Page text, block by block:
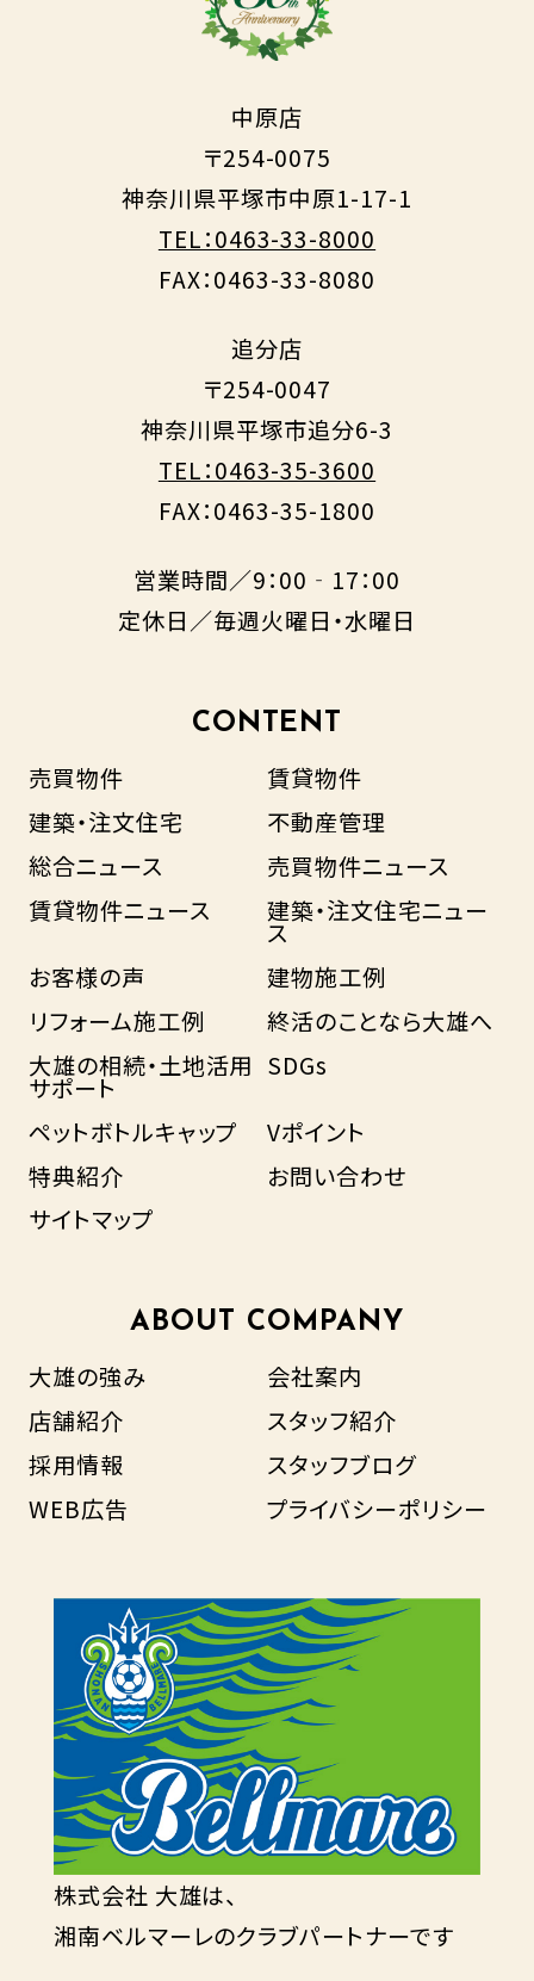
中原店
〒254-0075
神奈川県平塚市中原1-17-1
TEL：0463-33-8000
FAX：0463-33-8080
追分店
〒254-0047
神奈川県平塚市追分6-3
TEL：0463-35-3600
FAX：0463-35-1800
営業時間／9：00‐17：00
定休日／毎週火曜日・水曜日
CONTENT
売買物件
賃貸物件
建築・注文住宅
不動産管理
総合ニュース
売買物件ニュース
賃貸物件ニュース
建築・注文住宅ニュー
ス
お客様の声
建物施工例
リフォーム施工例
終活のことなら大雄へ
大雄の相続・土地活用
サポート
SDGs
ペットボトルキャップ
Vポイント
特典紹介
お問い合わせ
サイトマップ
ABOUT COMPANY
大雄の強み
会社案内
店舗紹介
スタッフ紹介
採用情報
スタッフブログ
WEB広告
プライバシーポリシー
株式会社 大雄は、
湘南ベルマーレのクラブパートナーです